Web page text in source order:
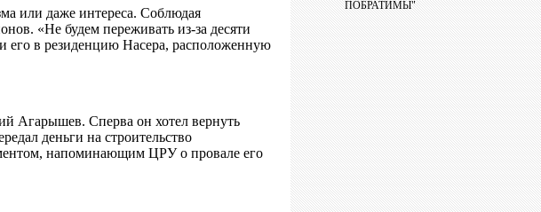
или даже интереса. Соблюдая
«Не будем переживать из-за десяти
его в резиденцию Насера, расположенную
Агарышев. Сперва он хотел вернуть
деньги на строительство
напоминающим ЦРУ о провале его
ПОБРАТИМЫ"